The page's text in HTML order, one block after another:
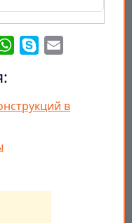
WhatsApp
Skype
в